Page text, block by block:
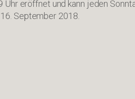
eröffnet und kann jeden
September 2018.